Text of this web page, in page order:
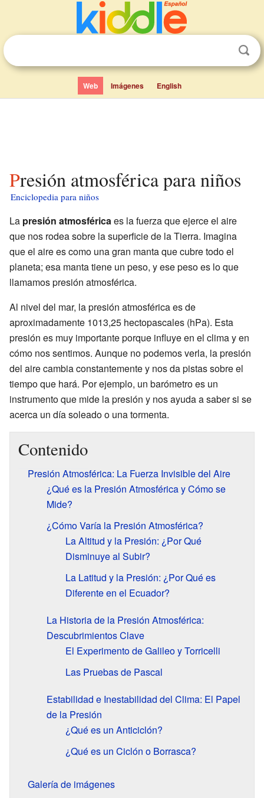
Web Imágenes English
Presión atmosférica para niños
Enciclopedia para niños
La presión atmosféricaes la fuerza que ejerce el aire
que nos rodea sobre la superficie de la Tierra. Imagina
que el aire es como una gran manta que cubre todo el
planeta; esa manta tiene un peso, y ese peso es lo que
llamamos presión atmosférica.
Al nivel del mar, la presión atmosférica es de
aproximadamente 1013,25 hectopascales (hPa). Esta
presión es muy importante porque influye en el clima y en
cómo nos sentimos. Aunque no podemos verla, la presión
del aire cambia constantemente y nos da pistas sobre el
tiempo que hará. Por ejemplo, un barómetro es un
instrumento que mide la presión y nos ayuda a saber si se
acerca un día soleado o una tormenta.
Contenido
Presión Atmosférica: La Fuerza Invisible del Aire
¿Qué es la Presión Atmosférica y Cómo se
Mide?
¿Cómo Varía la Presión Atmosférica?
La Altitud y la Presión: ¿Por Qué
Disminuye al Subir?
La Latitud y la Presión: ¿Por Qué es
Diferente en el Ecuador?
La Historia de la Presión Atmosférica:
Descubrimientos Clave
El Experimento de Galileo y Torricelli
Las Pruebas de Pascal
Estabilidad e Inestabilidad del Clima: El Papel
de la Presión
¿Qué es un Anticiclón?
¿Qué es un Ciclón o Borrasca?
Galería de imágenes